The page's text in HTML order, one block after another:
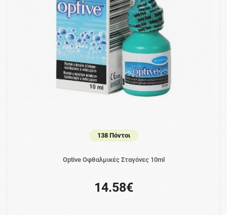
138 Πόντοι
Optive Οφθαλμικές Σταγόνες 10ml
14.58€